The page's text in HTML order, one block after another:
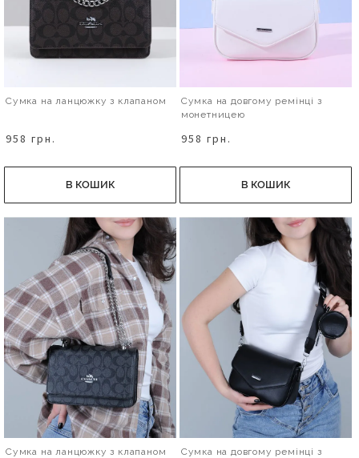
Сумка на ланцюжку з клапаном
958 грн.
В КОШИК
Сумка на довгому ремінці з
монетницею
958 грн.
В КОШИК
Сумка на ланцюжку з клапаном
Сумка на довгому ремінці з